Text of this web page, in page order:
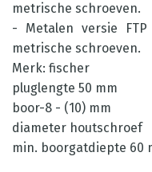
metrische schroeven.
- Metalen versie
metrische schroeven.
Merk: fischer
pluglengte 50 mm
boor-8 - (10) mm
diameter houtschroef
min. boorgatdiepte 60